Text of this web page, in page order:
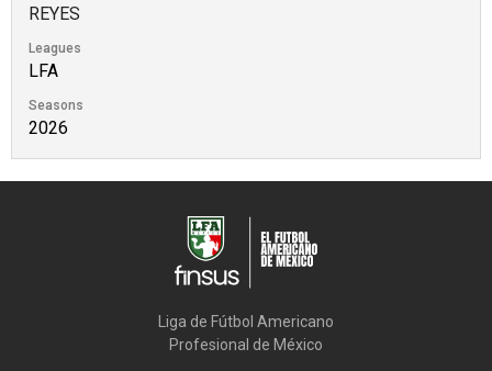
REYES
Leagues
LFA
Seasons
2026
Liga de Fútbol Americano
Profesional de México